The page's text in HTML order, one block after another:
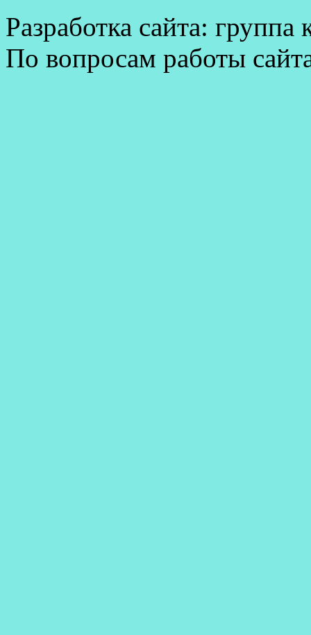
Разработка сайта:
По вопросам работы